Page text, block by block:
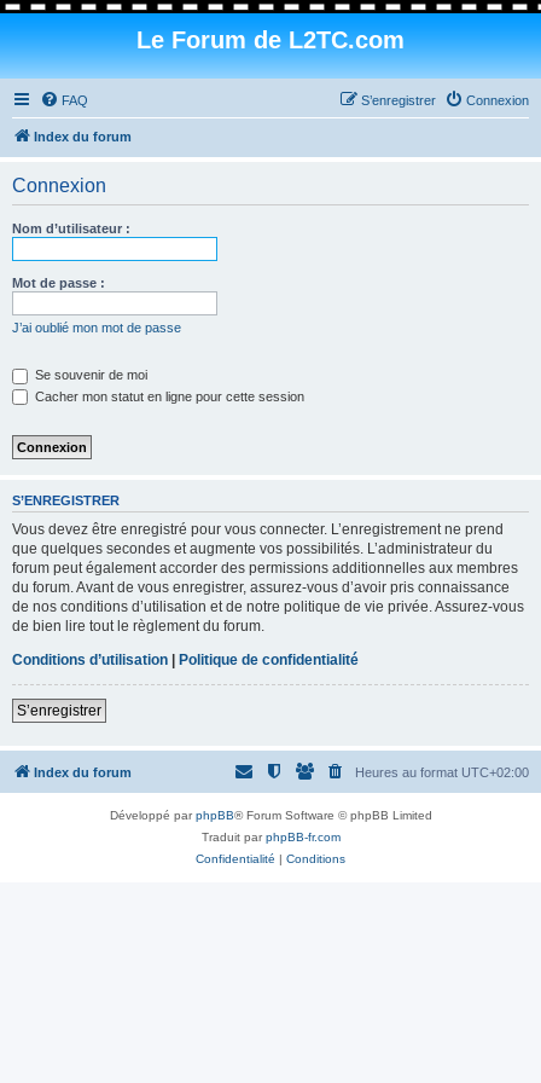
Le Forum de L2TC.com
FAQ Connexion
S’enregistrer
Index du forum
Connexion
Nom d’utilisateur :
Mot de passe :
J’ai oublié mon mot de passe
Se souvenir de moi
Cacher mon statut en ligne pour cette session
S’ENREGISTRER
Vous devez être enregistré pour vous connecter. L’enregistrement ne prend
que quelques secondes et augmente vos possibilités. L’administrateur du
forum peut également accorder des permissions additionnelles aux membres
du forum. Avant de vous enregistrer, assurez-vous d’avoir pris connaissance
de nos conditions d’utilisation et de notre politique de vie privée. Assurez-vous
de bien lire tout le règlement du forum.
Conditions d’utilisation | Politique de confidentialité
S’enregistrer
Index du forum Heures au format UTC+02:00
Développé parphpBB® Forum Software © phpBB Limited
Traduit parphpBB-fr.com
Confidentialité | Conditions